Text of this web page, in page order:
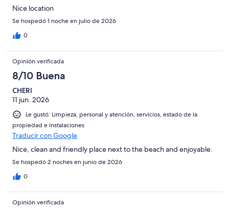
Nice location
Se hospedó 1 noche en julio de 2026
0
Opinión verificada
8/10 Buena
CHERI
11 jun. 2026
Le gustó: Limpieza, personal y atención, servicios, estado de la
propiedad e instalaciones
Traducir con Google
Nice, clean and friendly place next to the beach and enjoyable.
Se hospedó 2 noches en junio de 2026
0
Opinión verificada